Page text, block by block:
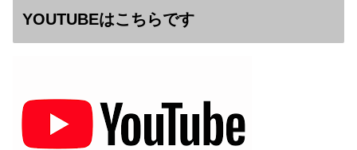
YOUTUBEはこちらです